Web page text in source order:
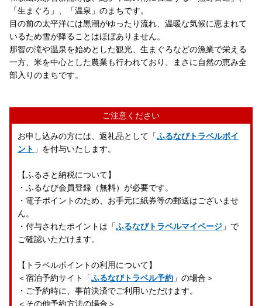
「生まぐろ」、「温泉」のまちです。
目の前の太平洋には黒潮がゆったり流れ、温暖な気候に恵まれて
いるため雪が降ることはほぼありません。
那智の滝や温泉を始めとした観光、生まぐろなどの漁業で栄える
一方、米を中心とした農業も行われており、まさに自然の恵み全
部入りのまちです。
ご注意ください
お申し込みの方には、返礼品として「ふるなびトラベルポイ
ント 」を付与いたします。
【ふるさと納税について】
・ふるなび会員登録（無料）が必要です。
・電子ポイントのため、お手元に紙券等の郵送はございませ
ん。
・付与されたポイントは「ふるなびトラベルマイページ 」で
ご確認いただけます。
【トラベルポイントの利用について】
＜宿泊予約サイト「ふるなびトラベル予約 」の場合＞
・ご予約時に、事前決済でご利用いただけます。
＜その他予約方法の場合＞